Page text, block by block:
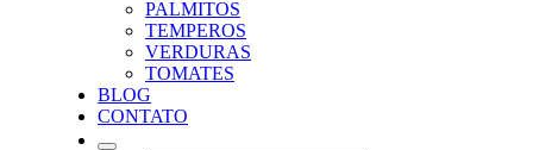
PALMITOS
TEMPEROS
VERDURAS
TOMATES
BLOG
CONTATO